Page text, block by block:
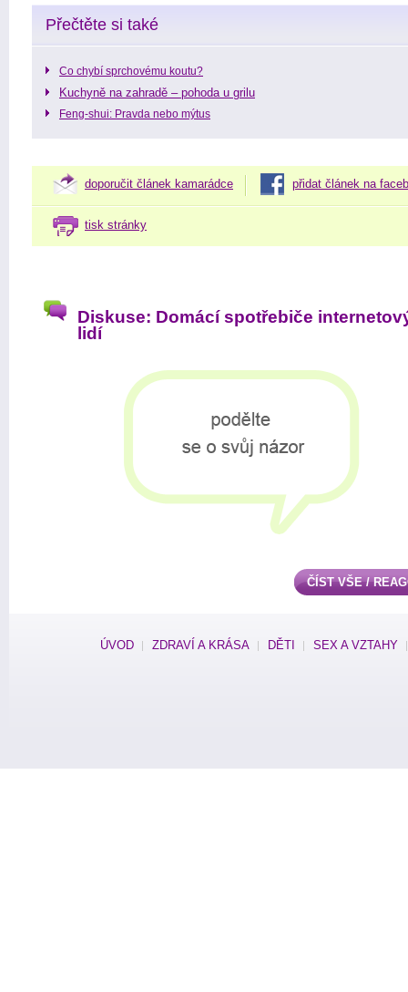
Přečtěte si také
Co chybí sprchovému koutu?
Kuchyně na zahradě – pohoda u grilu
Feng-shui: Pravda nebo mýtus
doporučit článek kamarádce přidat článek na
tisk stránky
Diskuse: Domácí spotřebiče
lidí
ČÍST VŠE /
ÚVOD ZDRAVÍ A KRÁSA DĚTI SEX A VZTAHY